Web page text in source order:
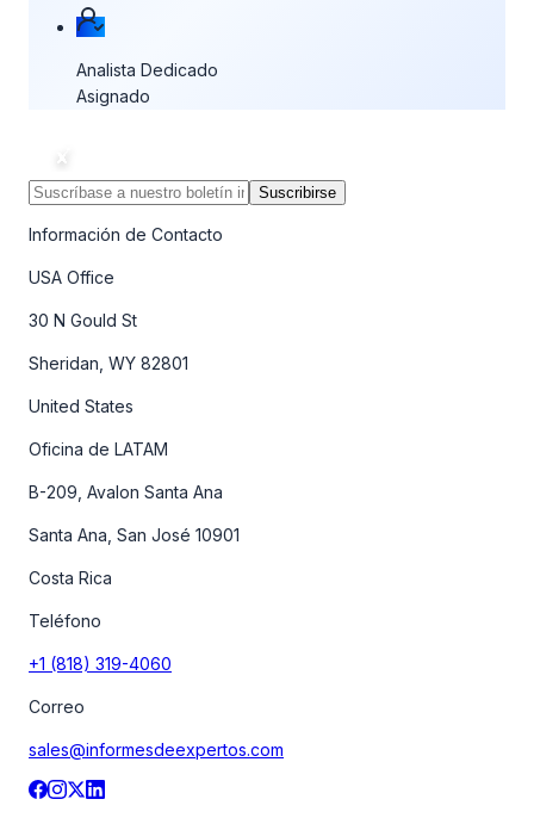
Analista Dedicado
Asignado
Suscribirse
Información de Contacto
USA Office
30 N Gould St
Sheridan, WY 82801
United States
Oficina de LATAM
B-209, Avalon Santa Ana
Santa Ana, San José 10901
Costa Rica
Teléfono
+1 (818) 319-4060
Correo
sales@informesdeexpertos.com